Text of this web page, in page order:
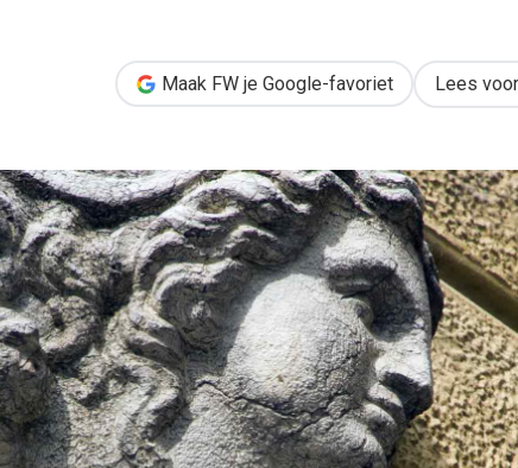
Maak FW je Google-favoriet Lees voor